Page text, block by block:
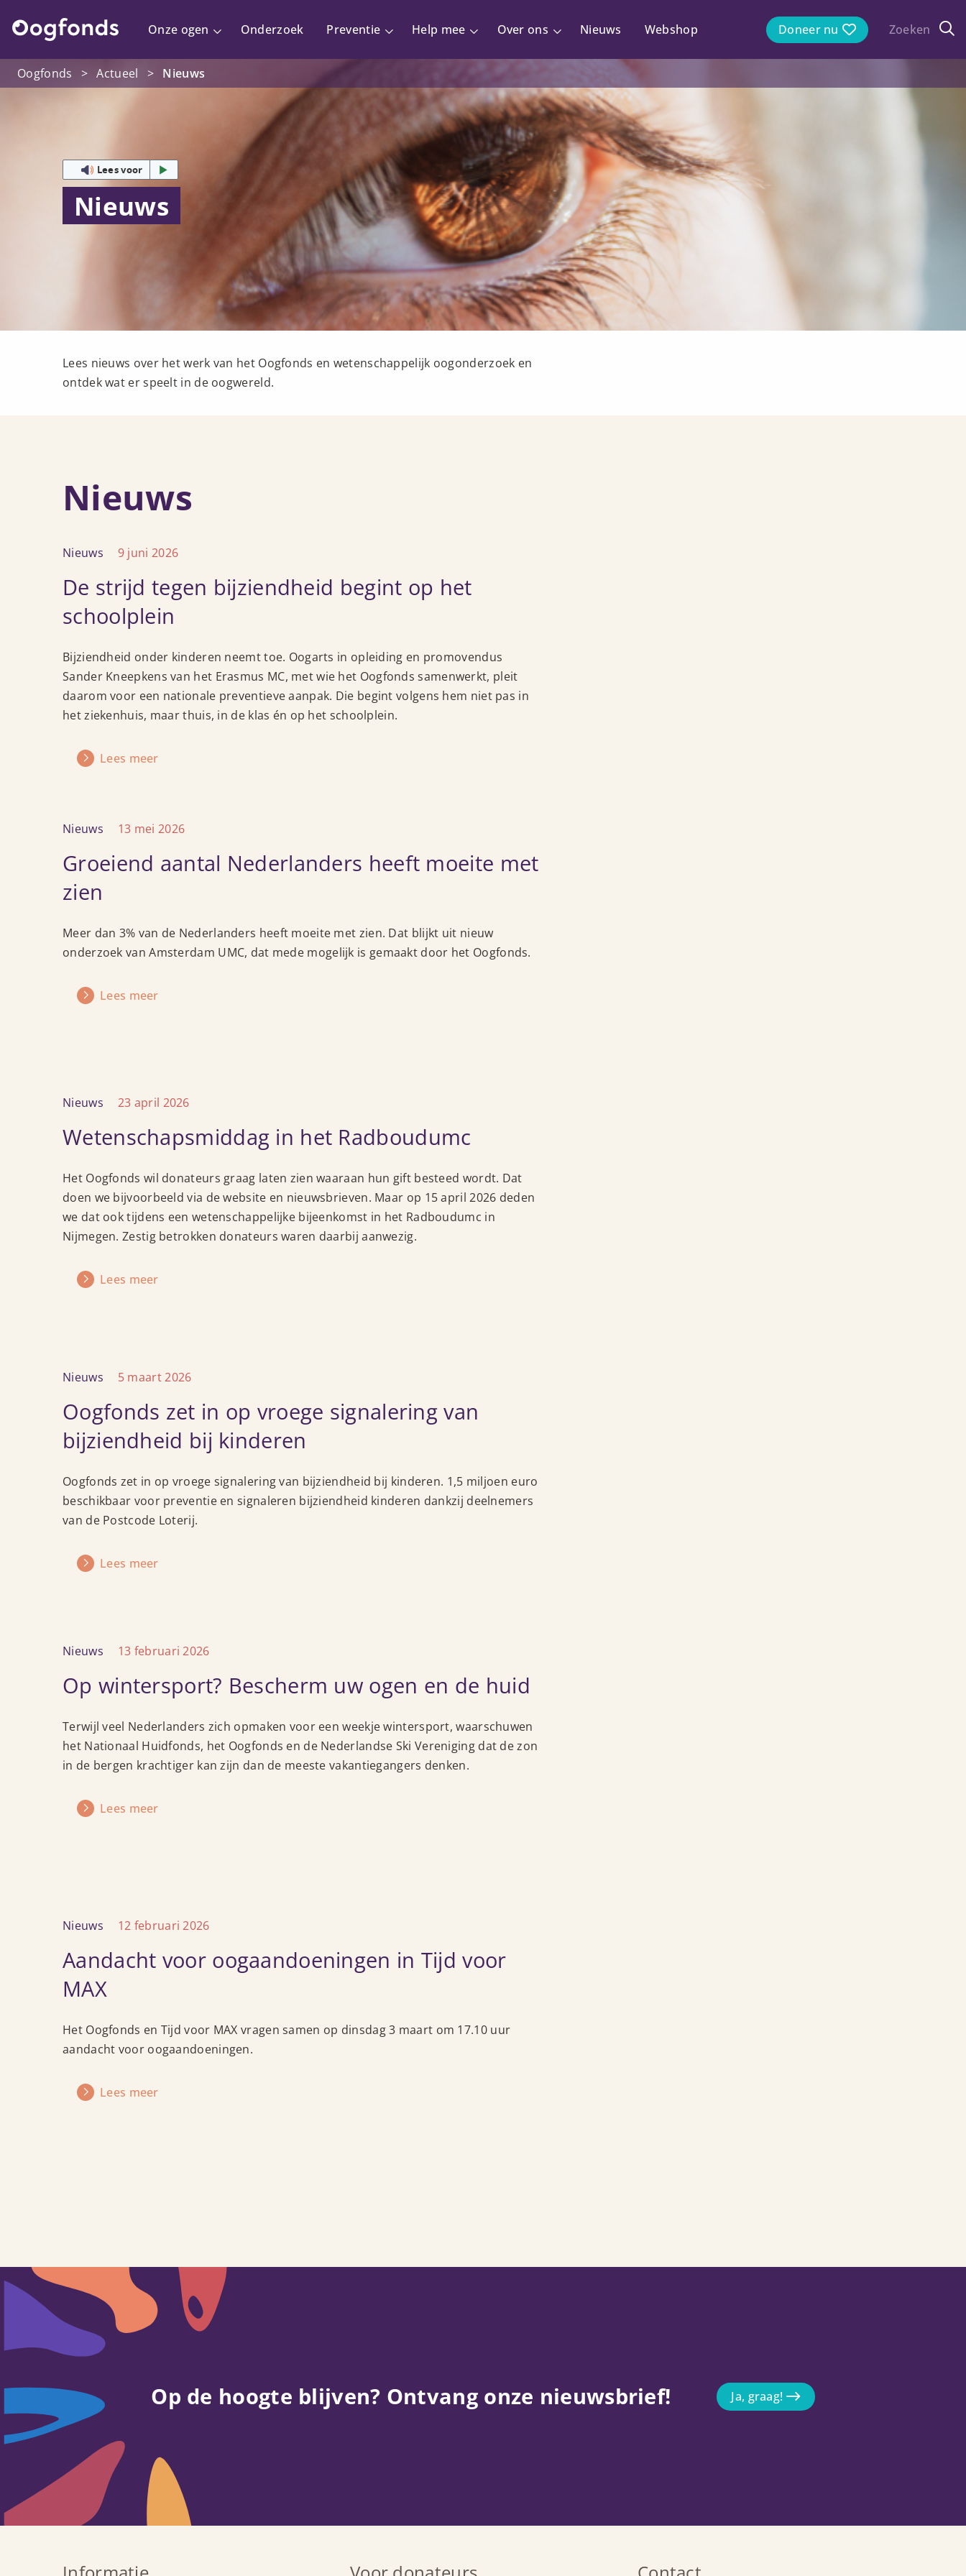
Onze ogen Onderzoek Preventie Help mee Over ons Nieuws Webshop Doneer nu Zoeken
Oogfonds > Actueel > Nieuws
Lees voor
Nieuws
Lees nieuws over het werk van het Oogfonds en wetenschappelijk oogonderzoek en
ontdek wat er speelt in de oogwereld.
Nieuws
Nieuws 9 juni 2026
De strijd tegen bijziendheid begint op het
schoolplein
Bijziendheid onder kinderen neemt toe. Oogarts in opleiding en promovendus
Sander Kneepkens van het Erasmus MC, met wie het Oogfonds samenwerkt, pleit
daarom voor een nationale preventieve aanpak. Die begint volgens hem niet pas in
het ziekenhuis, maar thuis, in de klas én op het schoolplein.
Lees meer
Lees
over
strijd
bijziendheid
begint
op
het
schoolplein
Nieuws 13 mei 2026
Groeiend aantal Nederlanders heeft moeite met
zien
Meer dan 3% van de Nederlanders heeft moeite met zien. Dat blijkt uit nieuw
onderzoek van Amsterdam UMC, dat mede mogelijk is gemaakt door het Oogfonds.
Lees meer
Lees
over
aantal
heeft
moeite
Nieuws 23 april 2026
Wetenschapsmiddag in het Radboudumc
Het Oogfonds wil donateurs graag laten zien waaraan hun gift besteed wordt. Dat
doen we bijvoorbeeld via de website en nieuwsbrieven. Maar op 15 april 2026 deden
we dat ook tijdens een wetenschappelijke bijeenkomst in het Radboudumc in
Nijmegen. Zestig betrokken donateurs waren daarbij aanwezig.
Lees meer
Lees
over
het
Radboudumc
Nieuws 5 maart 2026
Oogfonds zet in op vroege signalering van
bijziendheid bij kinderen
Oogfonds zet in op vroege signalering van bijziendheid bij kinderen. 1,5 miljoen euro
beschikbaar voor preventie en signaleren bijziendheid kinderen dankzij deelnemers
van de Postcode Loterij.
Lees meer
Lees
over
Oogfonds
zet
op
vroege
signalering
Nieuws 13 februari 2026
Op wintersport? Bescherm uw ogen en de huid
Terwijl veel Nederlanders zich opmaken voor een weekje wintersport, waarschuwen
het Nationaal Huidfonds, het Oogfonds en de Nederlandse Ski Vereniging dat de zon
in de bergen krachtiger kan zijn dan de meeste vakantiegangers denken.
Lees meer
Lees
over
wintersport?
Bescherm
uw
ogen
Nieuws 12 februari 2026
Aandacht voor oogaandoeningen in Tijd voor
MAX
Het Oogfonds en Tijd voor MAX vragen samen op dinsdag 3 maart om 17.10 uur
aandacht voor oogaandoeningen.
Lees meer
Lees
over
voor
Tijd
Op de hoogte blijven? Ontvang onze nieuwsbrief! Ja, graag!